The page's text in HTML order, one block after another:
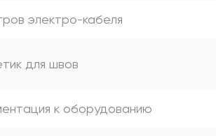
электро-кабеля
для швов
к оборудованию